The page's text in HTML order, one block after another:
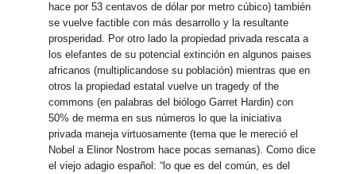
hace por 53 centavos de dólar por metro cúbico) también
se vuelve factible con más desarrollo y la resultante
prosperidad. Por otro lado la propiedad privada rescata a
los elefantes de su potencial extinción en algunos paises
africanos (multiplicandose su población) mientras que en
otros la propiedad estatal vuelve un tragedy of the
commons (en palabras del biólogo Garret Hardin) con
50% de merma en sus números lo que la iniciativa
privada maneja virtuosamente (tema que le mereció el
Nobel a Elinor Nostrom hace pocas semanas). Como dice
el viejo adagio español: “lo que es del común, es del